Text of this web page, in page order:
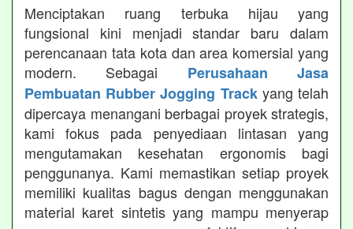
Menciptakan ruang terbuka hijau yang
fungsional kini menjadi standar baru dalam
perencanaan tata kota dan area komersial yang
modern. Sebagai Perusahaan Jasa
Pembuatan Rubber Jogging Trackyang telah
dipercaya menangani berbagai proyek strategis,
kami fokus pada penyediaan lintasan yang
mengutamakan kesehatan ergonomis bagi
penggunanya. Kami memastikan setiap proyek
memiliki kualitas bagus dengan menggunakan
material karet sintetis yang mampu menyerap